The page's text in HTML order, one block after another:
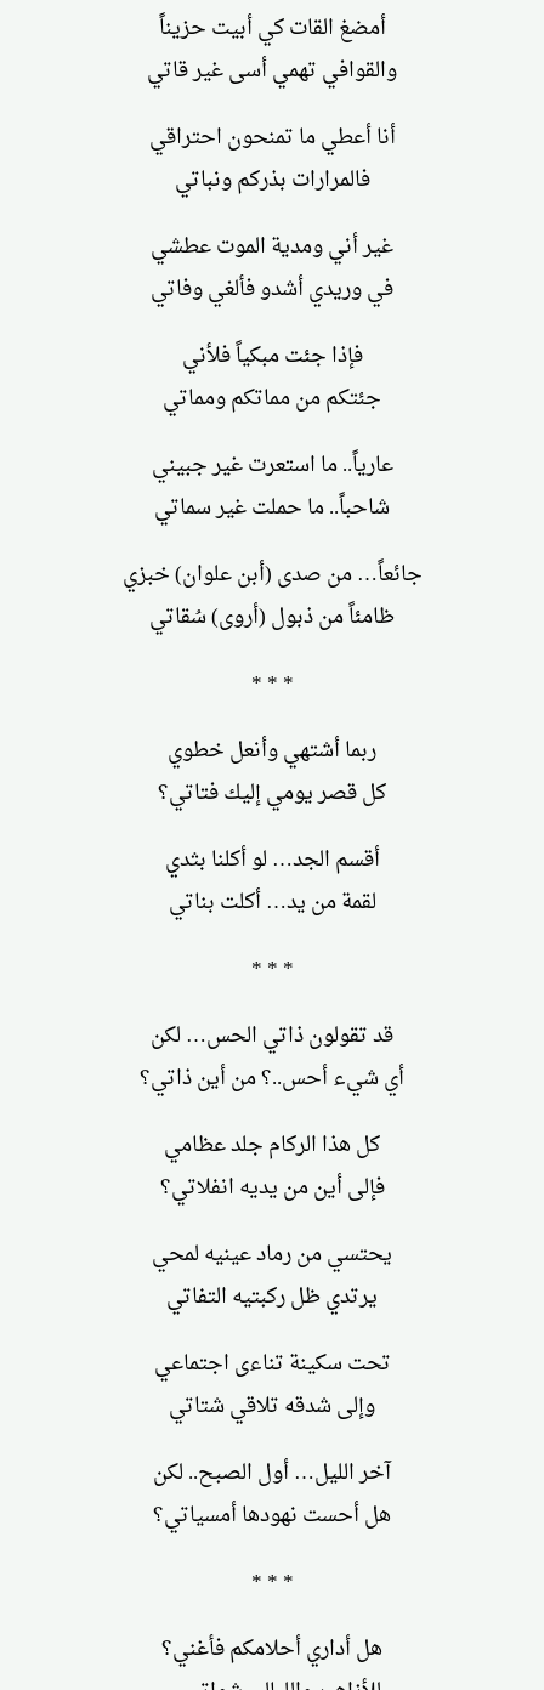
أمضغ القات كي أبيت حزيناً
والقوافي تهمي أسى غير قاتي
أنا أعطي ما تمنحون احتراقي
فالمرارات بذركم ونباتي
غير أني ومدية الموت عطشي
في وريدي أشدو فألغي وفاتي
فإذا جئت مبكياً فلأني
جئتكم من مماتكم ومماتي
عارياً.. ما استعرت غير جبيني
شاحباً.. ما حملت غير سماتي
جائعاً… من صدى (أبن علوان) خبزي
ظامئاً من ذبول (أروى) سُقاتي
* * *
ربما أشتهي وأنعل خطوي
كل قصر يومي إليك فتاتي؟
أقسم الجد… لو أكلنا بثدي
لقمة من يد… أكلت بناتي
* * *
قد تقولون ذاتي الحس… لكن
أي شيء أحس..؟ من أين ذاتي؟
كل هذا الركام جلد عظامي
فإلى أين من يديه انفلاتي؟
يحتسي من رماد عينيه لمحي
يرتدي ظل ركبتيه التفاتي
تحت سكينة تناءى اجتماعي
وإلى شدقه تلاقي شتاتي
آخر الليل… أول الصبح.. لكن
هل أحست نهودها أمسياتي؟
* * *
هل أداري أحلامكم فأغني؟